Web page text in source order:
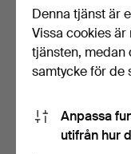
KLÄMLAMPA,
Bevaka sökning
Denna tjänst är
Vissa cookies
tjänsten, medan
samtycke för de
Anpassa
utifrån hur